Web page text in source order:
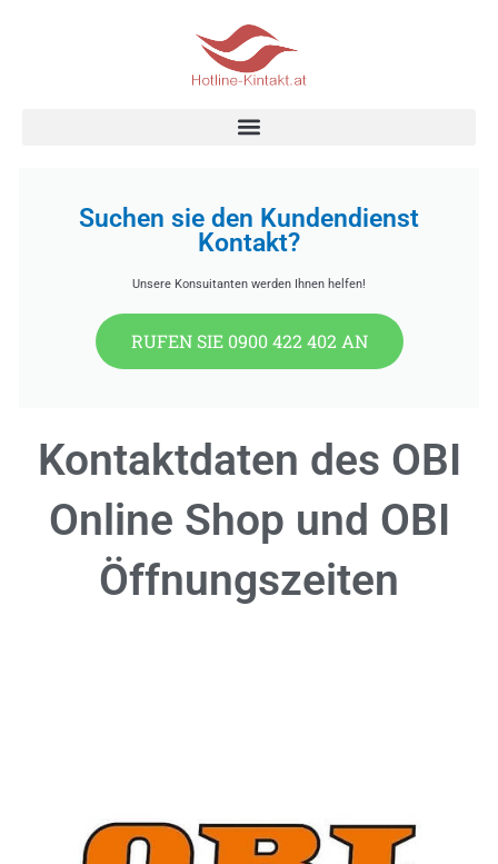
Suchen sie den Kundendienst
Kontakt?
Unsere Konsuitanten werden Ihnen helfen!
RUFEN SIE 0900 422 402 AN
Kontaktdaten des OBI
Online Shop und OBI
Öffnungszeiten